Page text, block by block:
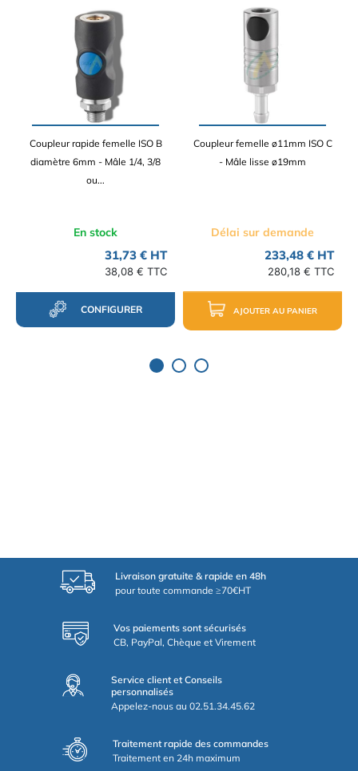
Coupleur rapide femelle ISO B
diamètre 6mm - Mâle 1/4, 3/8
ou...
En stock
31,73 € HT
38,08 € TTC
CONFIGURER
Coupleur femelle ø11mm ISO C
- Mâle lisse ø19mm
Délai sur demande
233,48 € HT
280,18 € TTC
AJOUTER AU PANIER
Livraison gratuite & rapide en 48h
pour toute commande ≥70€HT
Vos paiements sont sécurisés
CB, PayPal, Chèque et Virement
Service client et Conseils
personnalisés
Appelez-nous au 02.51.34.45.62
Traitement rapide des commandes
Traitement en 24h maximum